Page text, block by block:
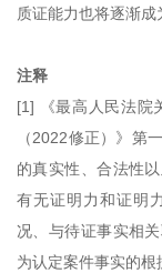
质证能力也将逐渐成
注释
[1] 《最高人民法院
（2022修正）》第
的真实性、合法性
有无证明力和证明
况、与待证事实相
为认定案件事实的根